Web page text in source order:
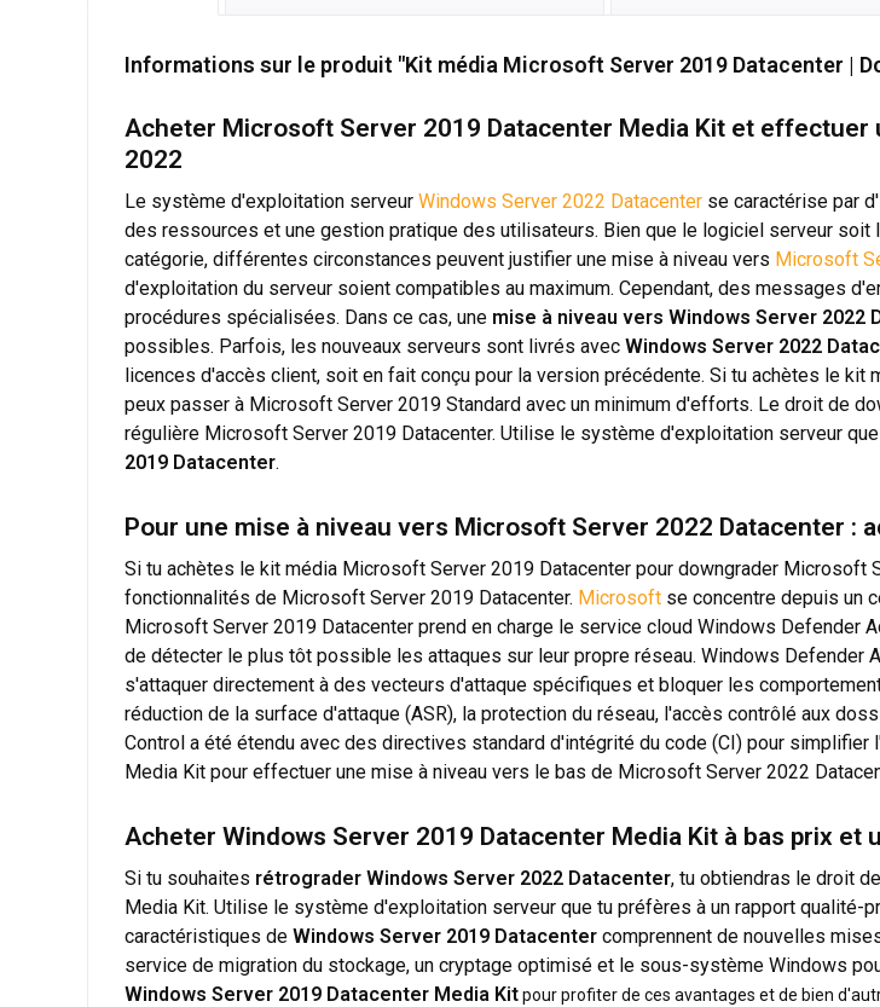
Informations sur le produit "Kit média Microsoft Server 2019 Datacenter |
Acheter Microsoft Server 2019 Datacenter Media Kit et effectuer
2022
Le système d'exploitation serveur Windows Server 2022 Datacenter se caractérise par
des ressources et une gestion pratique des utilisateurs. Bien que le logiciel serveur
catégorie, différentes circonstances peuvent justifier une mise à niveau vers Microsoft
d'exploitation du serveur soient compatibles au maximum. Cependant, des messages
procédures spécialisées. Dans ce cas, une mise à niveau vers Windows Server 2022
possibles. Parfois, les nouveaux serveurs sont livrés avec Windows Server 2022
licences d'accès client, soit en fait conçu pour la version précédente. Si tu achètes le kit
peux passer à Microsoft Server 2019 Standard avec un minimum d'efforts. Le droit de
régulière Microsoft Server 2019 Datacenter. Utilise le système d'exploitation serveur
2019 Datacenter.
Pour une mise à niveau vers Microsoft Server 2022 Datacenter :
Si tu achètes le kit média Microsoft Server 2019 Datacenter pour downgrader
fonctionnalités de Microsoft Server 2019 Datacenter. Microsoft se concentre depuis un
Microsoft Server 2019 Datacenter prend en charge le service cloud Windows Defender
de détecter le plus tôt possible les attaques sur leur propre réseau. Windows Defender
s'attaquer directement à des vecteurs d'attaque spécifiques et bloquer les
réduction de la surface d'attaque (ASR), la protection du réseau, l'accès contrôlé aux
Control a été étendu avec des directives standard d'intégrité du code (CI) pour
Media Kit pour effectuer une mise à niveau vers le bas de Microsoft Server 2022
Acheter Windows Server 2019 Datacenter Media Kit à bas prix
Si tu souhaites rétrograder Windows Server 2022 Datacenter, tu obtiendras le droit
Media Kit. Utilise le système d'exploitation serveur que tu préfères à un rapport qualité-
caractéristiques de Windows Server 2019 Datacenter comprennent de nouvelles
service de migration du stockage, un cryptage optimisé et le sous-système Windows
Windows Server 2019 Datacenter Media Kitpour profiter de ces avantages et de bien